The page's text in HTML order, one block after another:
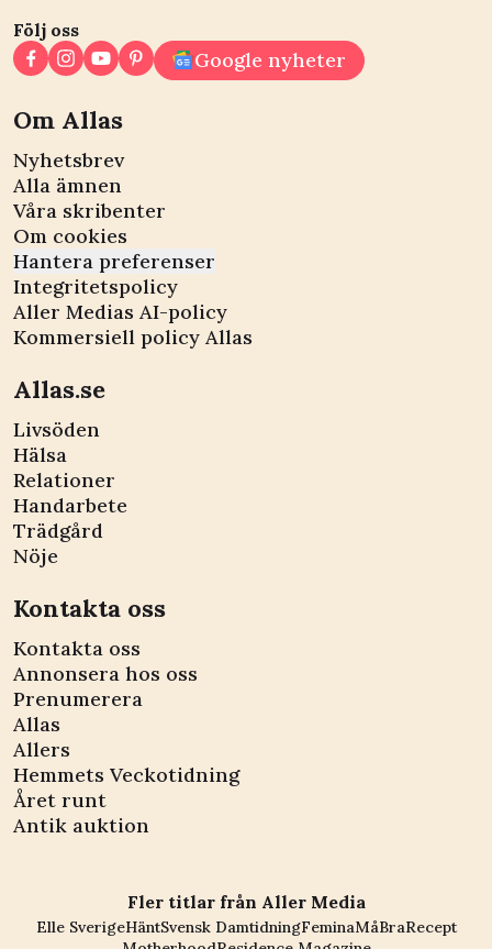
Följ oss
Google nyheter
Om Allas
Nyhetsbrev
Alla ämnen
Våra skribenter
Om cookies
Hantera preferenser
Integritetspolicy
Aller Medias AI-policy
Kommersiell policy Allas
Allas.se
Livsöden
Hälsa
Relationer
Handarbete
Trädgård
Nöje
Kontakta oss
Kontakta oss
Annonsera hos oss
Prenumerera
Allas
Allers
Hemmets Veckotidning
Året runt
Antik auktion
Fler titlar från Aller Media
Elle SverigeHäntSvensk DamtidningFeminaMåBraRecept